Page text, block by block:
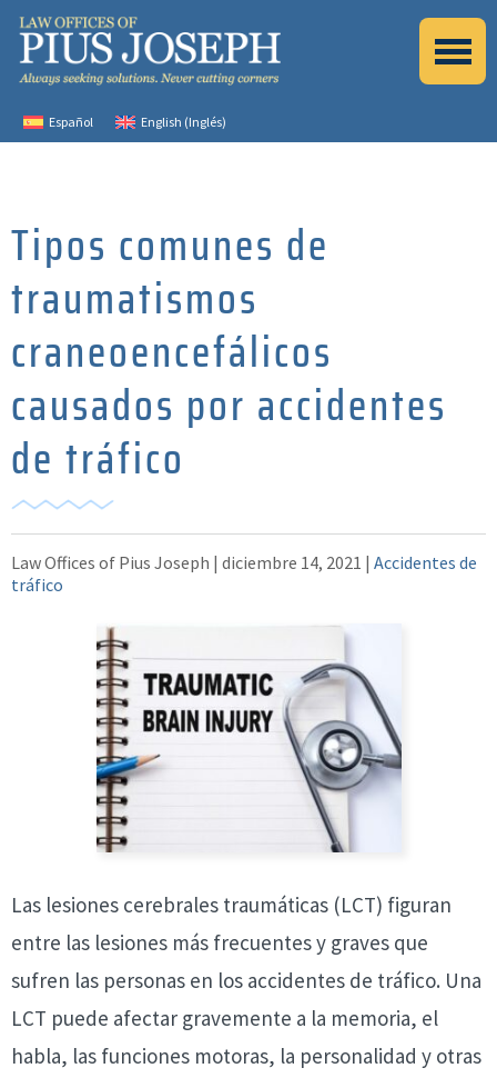
Español English (Inglés)
Tipos comunes de
traumatismos
craneoencefálicos
causados por accidentes
de tráfico
Law Offices of Pius Joseph | diciembre 14, 2021 | Accidentes de
tráfico
Las lesiones cerebrales traumáticas (LCT) figuran
entre las lesiones más frecuentes y graves que
sufren las personas en los accidentes de tráfico. Una
LCT puede afectar gravemente a la memoria, el
habla, las funciones motoras, la personalidad y otras